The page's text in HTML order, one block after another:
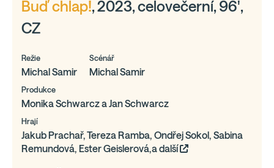
Buď chlap!, 2023, celovečerní, 96',
CZ
Režie
Michal Samir
Scénář
Michal Samir
Produkce
Monika Schwarcz a Jan Schwarcz
Hrají
Jakub Prachař, Tereza Ramba, Ondřej Sokol, Sabina
Remundová, Ester Geislerová,a další